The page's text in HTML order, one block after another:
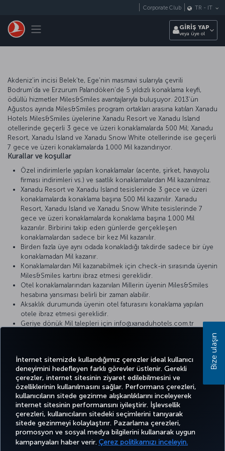
İnternet sitemizde kullandığımız çerezler ideal kullanıcı
deneyimini hedefleyen farklı görevler üstlenir. Gerekli
çerezler, internet sitesinin ziyaret edilebilmesini ve
özelliklerinin kullanılmasını sağlar. Performans çerezleri,
kullanıcıların sitede gezinme alışkanlıklarını inceleyerek
internet sitesinin performansını iyileştirir. İşlevsellik
çerezleri, kullanıcıların sitedeki seçimlerini tanıyarak
sitede gezinmeyi kolaylaştırır. Pazarlama çerezleri,
promosyon ve sosyal medya bilgilerini kullanarak uygun
kampanyaları haber verir. Çerez politikamızı inceleyin.
Toggle navigation
Corporate Club TR - IT
GİRİŞ YAP
veya üye ol
Akdeniz’in incisi Belek'te, Ege'nin masmavi sularıyla çevrili
Bodrum'da ve Erzurum Palandöken’de 5 yıldızlı konaklama keyfi,
ödüllü hizmetler Miles&Smiles avantajlarıyla buluşuyor. 2013’ün
Ağustos ayında Miles&Smiles program ortakları arasına katılan Xanadu
Hotels Miles&Smiles üyelerine Xanadu Resort ve Xanadu Island
otellerinde geçerli 3 gece ve üzeri konaklamalarda 500 Mil; Xanadu
Resort, Xanadu Island ve Xanadu Snow White otellerinde ise geçerli
7 gece ve üzeri konaklamalarda 1.000 Mil kazandırıyor.
Kurallar ve koşullar
Özel indirimlerle yapılan konaklamalar (acente, şirket, havayolu
firması indirimleri vs.) ve saatlik konaklamalardan Mil kazanılmaz.
Xanadu Resort ve Xanadu Island tesislerinde 3 gece ve üzeri
konaklamalarda konaklama başına 500 Mil kazanılır. Xanadu
Resort, Xanadu Island ve Xanadu Snow White tesislerinde 7
gece ve üzeri konaklamalarda konaklama başına 1.000 Mil
kazanılır. Birbirini takip eden günlerde gerçekleşen
konaklamalardan sadece bir kez Mil kazanılır.
Birden fazla üye aynı odada konakladığı takdirde sadece bir üye
konaklamadan Mil kazanır.
Konaklamalardan Mil kazanabilmek için check-in sırasında üyenin
Miles&Smiles kartını ibraz etmesi gereklidir.
Otel konaklamalarından kazanılan Millerin üyenin Miles&Smiles
hesabına yansıması belirli bir zaman alabilir.
Aksaklık durumunda üyenin otel faturasını konaklama yapılan
otele ibraz etmesi gereklidir.
Geriye dönük Mil talepleri için info@xanaduhotels.com.tr
TwitterFacebook
Instagram
YoutubeLinkedIn
TiktokBlogPinterest
BİLET
AL VE
YÖNET
DENEYİM
FIRSATLAR
VE UÇUŞ
NOKTALARI
YARDIM
TURKISH
AIRLINES
HOLIDAYS
MILES&SMILES
Bize ulaşın